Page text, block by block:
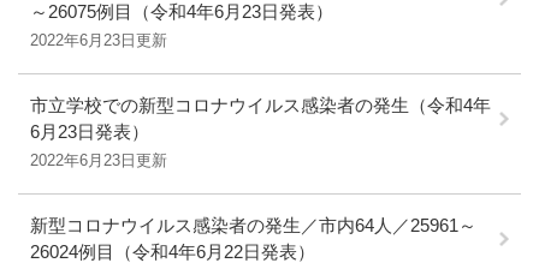
～26075例目（令和4年6月23日発表）
2022年6月23日更新
市立学校での新型コロナウイルス感染者の発生（令和4年
6月23日発表）
2022年6月23日更新
新型コロナウイルス感染者の発生／市内64人／25961～
26024例目（令和4年6月22日発表）